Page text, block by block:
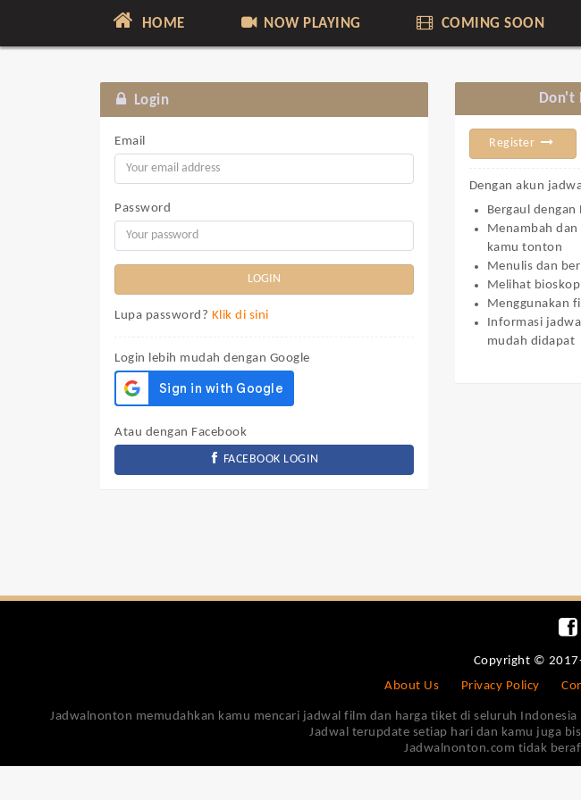
HOME NOW PLAYING COMING SOON
Login
Email
Password
Lupa password? Klik di sini
Login lebih mudah dengan Google
Atau dengan Facebook
FACEBOOK LOGIN
Don't
Register
Dengan akun
Bergaul
Menambah
kamu tonton
Menulis dan
Melihat
Menggunakan
Informasi
mudah didapat
Copyright ©
About Us
Privacy Policy
Jadwalnonton memudahkan kamu mencari jadwal film dan harga tiket di seluruh Indonesia
Jadwal terupdate setiap hari dan kamu juga
Jadwalnonton.com tidak